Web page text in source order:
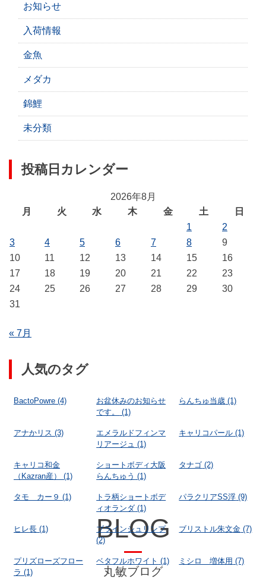
BLOG
丸敏ブログ
お知らせ
入荷情報
金魚
メダカ
錦鯉
未分類
投稿日カレンダー
2026年8月
月
火 水 木 金 土
日
1
2
3
4 5 6 7 8
9
10
11 12 13 14 15
16
17
18 19 20 21 22
23
24
25 26 27 28 29
30
31
« 7月
人気のタグ
BactoPowre (4)
お盆休みのお知らせ
です。
(1)
らんちゅ当歳 (1)
アナかリス (3)
エメラルドフィンマ
リアージュ (1)
キャリコパール (1)
キャリコ和金
（Kazran産）
(1)
ショートボディ大阪
らんちゅう (1)
タナゴ (2)
タモ カー９ (1)
トラ柄ショートボデ
ィオランダ (1)
パラクリアSS浮 (9)
ヒレ長 (1)
ブラインシュリンプ
(2)
ブリストル朱文金 (7)
プリズローズフロー
ラ (1)
ベタフルホワイト (1) ミシロ 増体用 (7)